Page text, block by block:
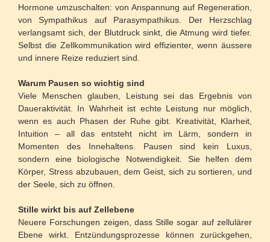
Hormone umzuschalten: von Anspannung auf Regeneration,
von Sympathikus auf Parasympathikus. Der Herzschlag
verlangsamt sich, der Blutdruck sinkt, die Atmung wird tiefer.
Selbst die Zellkommunikation wird effizienter, wenn äussere
und innere Reize reduziert sind.
Warum Pausen so wichtig sind
Viele Menschen glauben, Leistung sei das Ergebnis von
Daueraktivität. In Wahrheit ist echte Leistung nur möglich,
wenn es auch Phasen der Ruhe gibt. Kreativität, Klarheit,
Intuition – all das entsteht nicht im Lärm, sondern in
Momenten des Innehaltens. Pausen sind kein Luxus,
sondern eine biologische Notwendigkeit. Sie helfen dem
Körper, Stress abzubauen, dem Geist, sich zu sortieren, und
der Seele, sich zu öffnen.
Stille wirkt bis auf Zellebene
Neuere Forschungen zeigen, dass Stille sogar auf zellulärer
Ebene wirkt. Entzündungsprozesse können zurückgehen,